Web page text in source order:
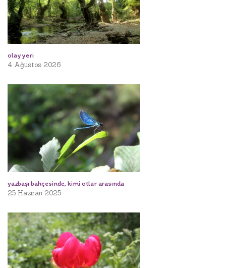
olay yeri
4 Ağustos 2026
yazbaşı bahçesinde, kimi otlar arasında
25 Haziran 2025